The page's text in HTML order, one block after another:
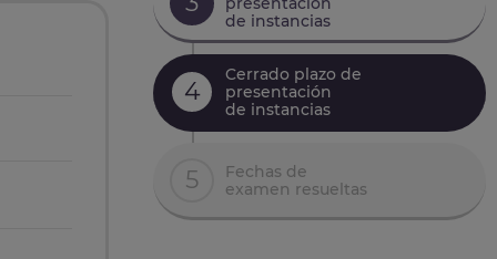
de instancias
4
Cerrado plazo de
presentación
de instancias
5
Fechas de
examen resueltas